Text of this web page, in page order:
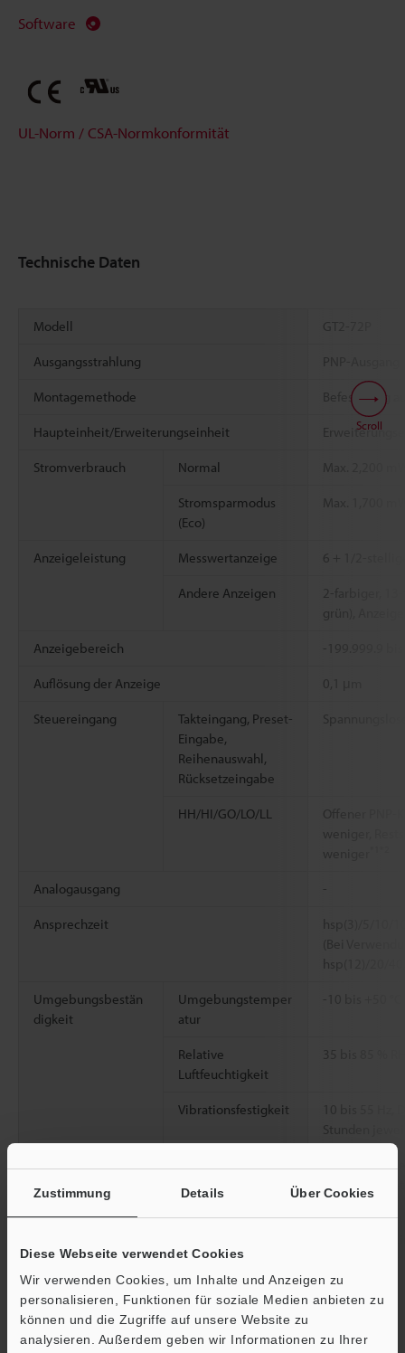
Zustimmung Details Über Cookies
Diese Webseite verwendet Cookies
Wir verwenden Cookies, um Inhalte und Anzeigen zu
personalisieren, Funktionen für soziale Medien anbieten zu
können und die Zugriffe auf unsere Website zu
analysieren. Außerdem geben wir Informationen zu Ihrer
Software
UL-Norm / CSA-Normkonformität
Technische Daten
Modell GT2-72P
Ausgangsstrahlung PNP-Ausgang
Montagemethode Befestigung
Haupteinheit/Erweiterungseinheit
Stromverbrauch Normal Max. 2,200
Stromsparmodus
(Eco)
Max. 1,700
Anzeigeleistung Messwertanzeige 6 + 1/2-
Andere Anzeigen
2-farbiger,
grün),
Anzeigebereich -199.999.9
Auflösung der Anzeige 0,1 μm
Steuereingang
Takteingang, Preset-
Eingabe,
Reihenauswahl,
Rücksetzeingabe
HH/HI/GO/LO/LL
Offener PNP-
weniger,
weniger
Analogausgang -
Ansprechzeit
hsp(3)/5/10/
(Bei
hsp(12)/20/
Umgebungsbestän
digkeit
Umgebungstemper
atur
-10 bis +50
Relative
Luftfeuchtigkeit
35 bis 85 %
Vibrationsfestigkeit
10 bis 55
Stunden
Wenn Sie Erweiterungseinheiten anschließen, gelten je nach
Anzahl der angeschlossenen Einheiten die folgenden
Einschränkungen.
Scroll